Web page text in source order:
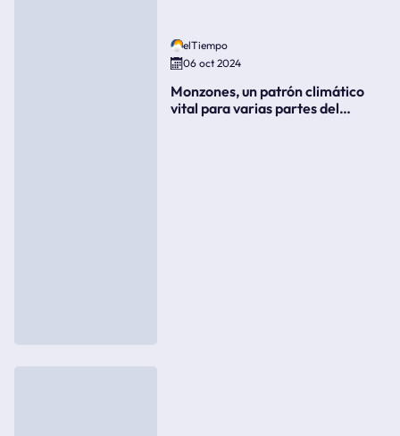
elTiempo
06 oct 2024
Monzones, un patrón climático
vital para varias partes del